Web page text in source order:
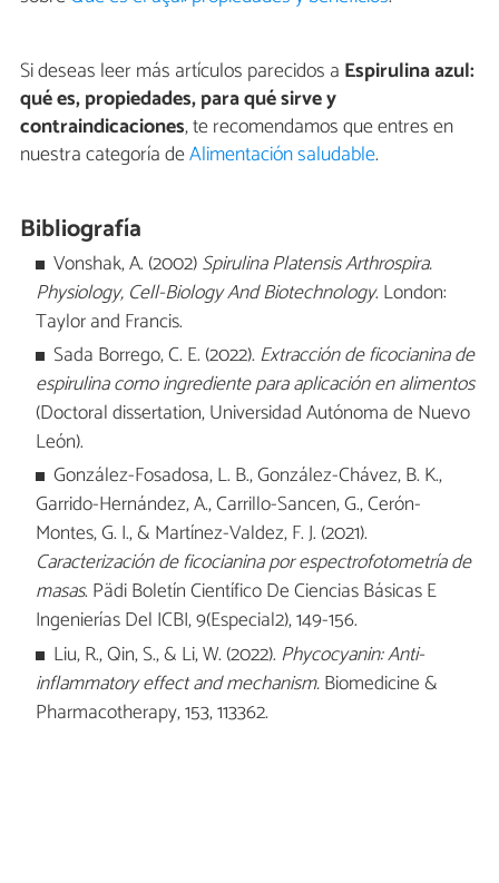
Si deseas leer más artículos parecidos a Espirulina azul:
qué es, propiedades, para qué sirve y
contraindicaciones, te recomendamos que entres en
nuestra categoría deAlimentación saludable.
Bibliografía
Vonshak, A. (2002)Spirulina Platensis Arthrospira.
Physiology, Cell-Biology And Biotechnology. London:
Taylor and Francis.
Sada Borrego, C. E. (2022). Extracción de ficocianina de
espirulina como ingrediente para aplicación en alimentos
(Doctoral dissertation, Universidad Autónoma de Nuevo
León).
González-Fosadosa, L. B., González-Chávez, B. K.,
Garrido-Hernández, A., Carrillo-Sancen, G., Cerón-
Montes, G. I., & Martínez-Valdez, F. J. (2021).
Caracterización de ficocianina por espectrofotometría de
masas. Pädi Boletín Científico De Ciencias Básicas E
Ingenierías Del ICBI, 9(Especial2), 149-156.
Liu, R., Qin, S., & Li, W. (2022). Phycocyanin: Anti-
inflammatory effect and mechanism.Biomedicine &
Pharmacotherapy, 153, 113362.